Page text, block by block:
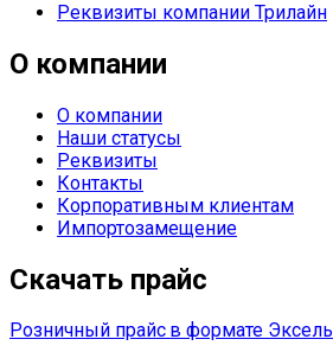
Реквизиты компании Трилайн
О компании
О компании
Наши статусы
Реквизиты
Контакты
Корпоративным клиентам
Импортозамещение
Скачать прайс
Розничный прайс в формате Эксель